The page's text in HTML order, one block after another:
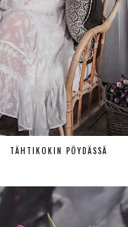
TÄHTIKOKIN PÖYDÄSSÄ